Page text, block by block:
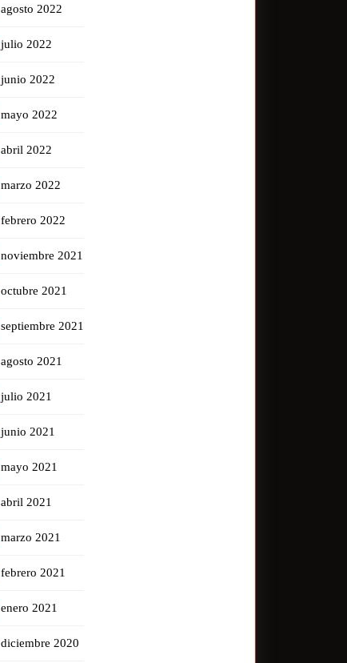
agosto 2022
julio 2022
junio 2022
mayo 2022
abril 2022
marzo 2022
febrero 2022
noviembre 2021
octubre 2021
septiembre 2021
agosto 2021
julio 2021
junio 2021
mayo 2021
abril 2021
marzo 2021
febrero 2021
enero 2021
diciembre 2020